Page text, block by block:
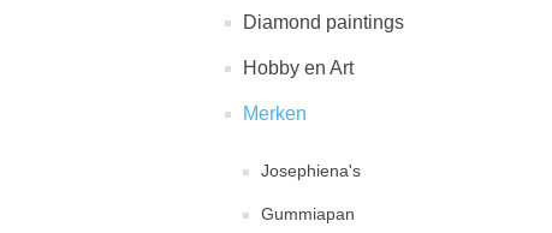
Diamond paintings
Hobby en Art
Merken
Josephiena's
Gummiapan